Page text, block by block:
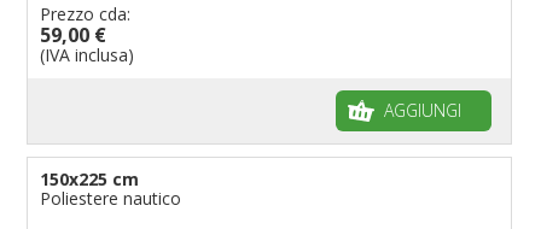
Prezzo cda:
59,00 €
(IVA inclusa)
AGGIUNGI
150x225 cm
Poliestere nautico